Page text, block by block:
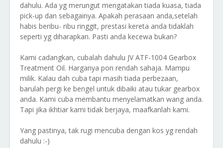
dahulu. Ada yg merungut mengatakan tiada kuasa, tiada
pick-up dan sebagainya. Apakah perasaan anda,setelah
habis beribu- ribu ringgit, prestasi kereta anda tidaklah
seperti yg diharapkan. Pasti anda kecewa bukan?
Kami cadangkan, cubalah dahulu JV ATF-1004 Gearbox
Treatment Oil. Harganya pon rendah sahaja. Mampu
milik. Kalau dah cuba tapi masih tiada perbezaan,
barulah pergi ke bengel untuk dibaiki atau tukar gearbox
anda. Kami cuba membantu menyelamatkan wang anda.
Tapi jika ikhtiar kami tidak berjaya, maafkanlah kami.
Yang pastinya, tak rugi mencuba dengan kos yg rendah
dahulu :-)